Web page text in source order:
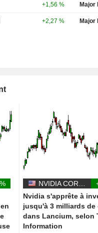
+1,56 % Major
+2,27 % Major
Nvidia s'apprête à
jusqu'à 3 milliards de
dans Lancium, selon
Information